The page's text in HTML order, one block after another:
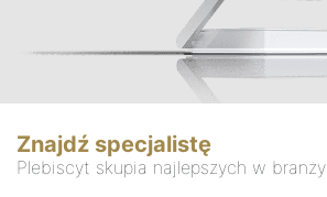
Znajdź specjalistę
Plebiscyt skupia najlepszych w branży